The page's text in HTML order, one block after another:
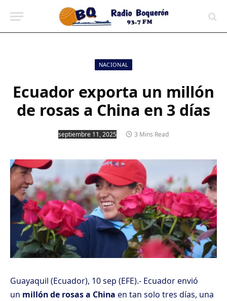
NACIONAL
Ecuador exporta un millón
de rosas a China en 3 días
septiembre 11, 2025 3 Mins Read
Guayaquil (Ecuador), 10 sep (EFE).- Ecuador envió
un millón de rosas a China en tan solo tres días, una